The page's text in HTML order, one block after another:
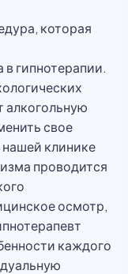
которая
гипнотерапии.
свое
клинике
проводится
осмотр,
каждого